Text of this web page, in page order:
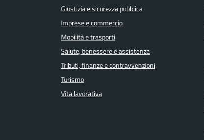
Giustizia e sicurezza pubblica
Imprese e commercio
Mobilità e trasporti
Salute, benessere e assistenza
Tributi, finanze e contravvenzioni
Turismo
Vita lavorativa